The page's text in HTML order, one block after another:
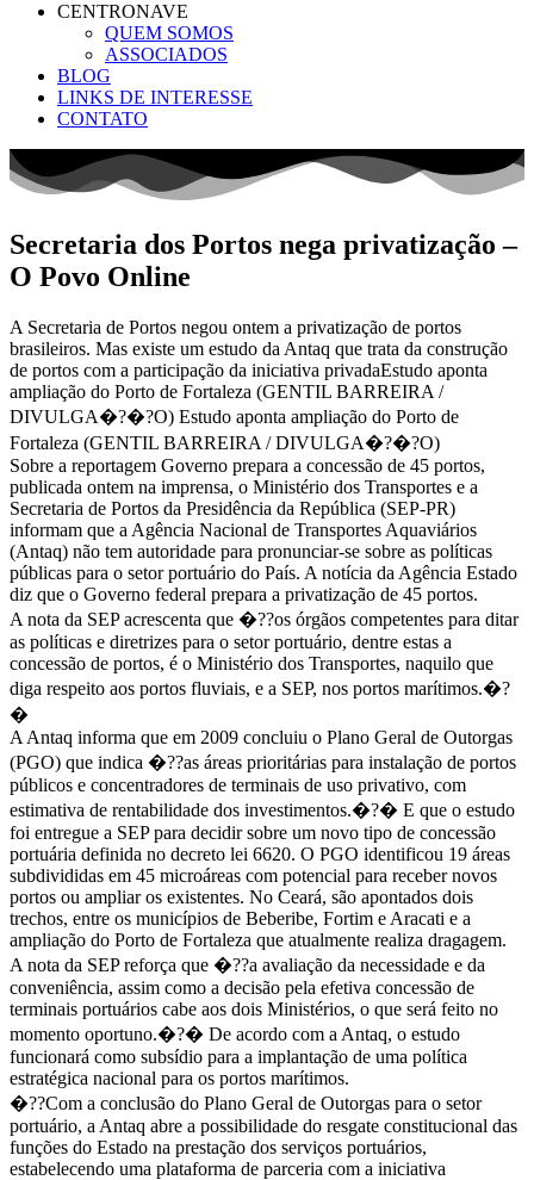
CENTRONAVE
QUEM SOMOS
ASSOCIADOS
BLOG
LINKS DE INTERESSE
CONTATO
Secretaria dos Portos nega privatização –
O Povo Online
A Secretaria de Portos negou ontem a privatização de portos
brasileiros. Mas existe um estudo da Antaq que trata da construção
de portos com a participação da iniciativa privadaEstudo aponta
ampliação do Porto de Fortaleza (GENTIL BARREIRA /
DIVULGA�?�?O) Estudo aponta ampliação do Porto de
Fortaleza (GENTIL BARREIRA / DIVULGA�?�?O)
Sobre a reportagem Governo prepara a concessão de 45 portos,
publicada ontem na imprensa, o Ministério dos Transportes e a
Secretaria de Portos da Presidência da República (SEP-PR)
informam que a Agência Nacional de Transportes Aquaviários
(Antaq) não tem autoridade para pronunciar-se sobre as políticas
públicas para o setor portuário do País. A notícia da Agência Estado
diz que o Governo federal prepara a privatização de 45 portos.
A nota da SEP acrescenta que �??os órgãos competentes para ditar
as políticas e diretrizes para o setor portuário, dentre estas a
concessão de portos, é o Ministério dos Transportes, naquilo que
diga respeito aos portos fluviais, e a SEP, nos portos marítimos.�?
�
A Antaq informa que em 2009 concluiu o Plano Geral de Outorgas
(PGO) que indica �??as áreas prioritárias para instalação de portos
públicos e concentradores de terminais de uso privativo, com
estimativa de rentabilidade dos investimentos.�?� E que o estudo
foi entregue a SEP para decidir sobre um novo tipo de concessão
portuária definida no decreto lei 6620. O PGO identificou 19 áreas
subdivididas em 45 microáreas com potencial para receber novos
portos ou ampliar os existentes. No Ceará, são apontados dois
trechos, entre os municípios de Beberibe, Fortim e Aracati e a
ampliação do Porto de Fortaleza que atualmente realiza dragagem.
A nota da SEP reforça que �??a avaliação da necessidade e da
conveniência, assim como a decisão pela efetiva concessão de
terminais portuários cabe aos dois Ministérios, o que será feito no
momento oportuno.�?� De acordo com a Antaq, o estudo
funcionará como subsídio para a implantação de uma política
estratégica nacional para os portos marítimos.
�??Com a conclusão do Plano Geral de Outorgas para o setor
portuário, a Antaq abre a possibilidade do resgate constitucional das
funções do Estado na prestação dos serviços portuários,
estabelecendo uma plataforma de parceria com a iniciativa